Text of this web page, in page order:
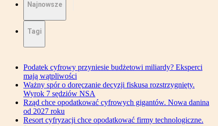
Najnowsze
Tagi
Podatek cyfrowy przyniesie budżetowi miliardy? Eksperci
mają wątpliwości
Ważny spór o doręczanie decyzji fiskusa rozstrzygnięty.
Wyrok 7 sędziów NSA
Rząd chce opodatkować cyfrowych gigantów. Nowa danina
od 2027 roku
Resort cyfryzacji chce opodatkować firmy technologiczne.